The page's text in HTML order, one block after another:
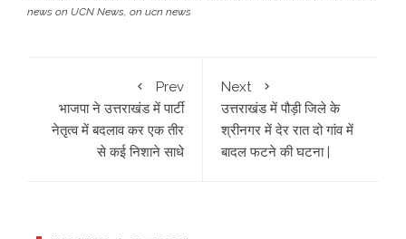
news on UCN News, on ucn news
Prev
भाजपा ने उत्तराखंड में पार्टी
नेतृत्व में बदलाव कर एक तीर
से कई निशाने साधे
Next
उत्तराखंड में पौड़ी जिले के
श्रीनगर में देर रात दो गांव में
बादल फटने की घटना |